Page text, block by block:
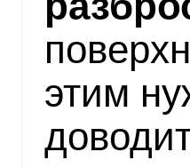
этим